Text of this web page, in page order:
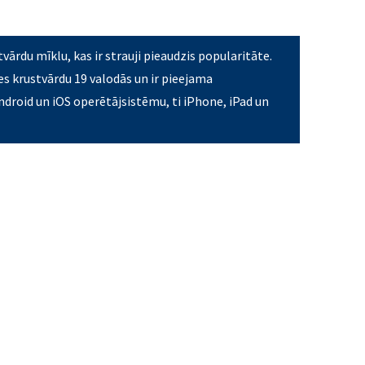
mīklu, kas ir strauji pieaudzis popularitāte.
krustvārdu 19 valodās un ir pieejama
un iOS operētājsistēmu, ti iPhone, iPad un